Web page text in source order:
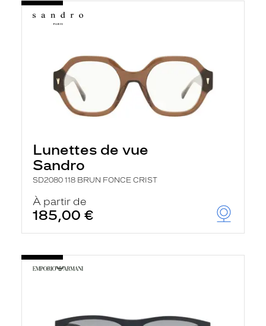
Lunettes de vue
Sandro
SD2080 118 BRUN FONCE CRIST
À partir de
185,00 €